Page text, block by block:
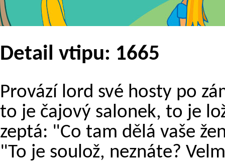
Detail vtipu: 1665
Provází lord své hosty po
to je čajový salonek, to je
zeptá: "Co tam dělá vaše
"To je soulož, neznáte?